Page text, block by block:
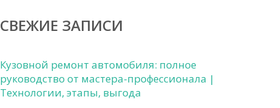
СВЕЖИЕ ЗАПИСИ
Кузовной ремонт автомобиля: полное
руководство от мастера-профессионала |
Технологии, этапы, выгода